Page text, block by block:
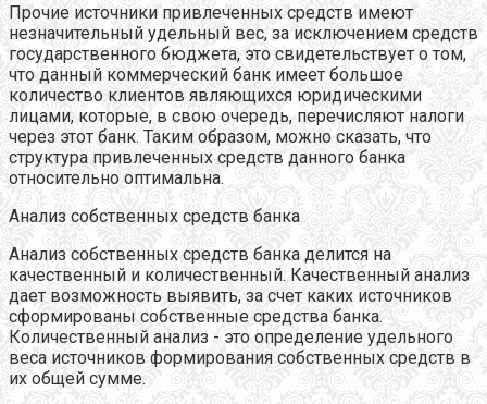
Прочие источники привлеченных средств имеют
незначительный удельный вес, за исключением средств
государственного бюджета, это свидетельствует о том,
что данный коммерческий банк имеет большое
количество клиентов являющихся юридическими
лицами, которые, в свою очередь, перечисляют налоги
через этот банк. Таким образом, можно сказать, что
структура привлеченных средств данного банка
относительно оптимальна.
Анализ собственных средств банка
Анализ собственных средств банка делится на
качественный и количественный. Качественный анализ
дает возможность выявить, за счет каких источников
сформированы собственные средства банка.
Количественный анализ - это определение удельного
веса источников формирования собственных средств в
их общей сумме.